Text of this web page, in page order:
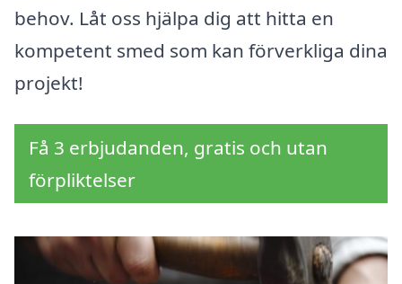
behov. Låt oss hjälpa dig att hitta en
kompetent smed som kan förverkliga dina
projekt!
Få 3 erbjudanden, gratis och utan
förpliktelser